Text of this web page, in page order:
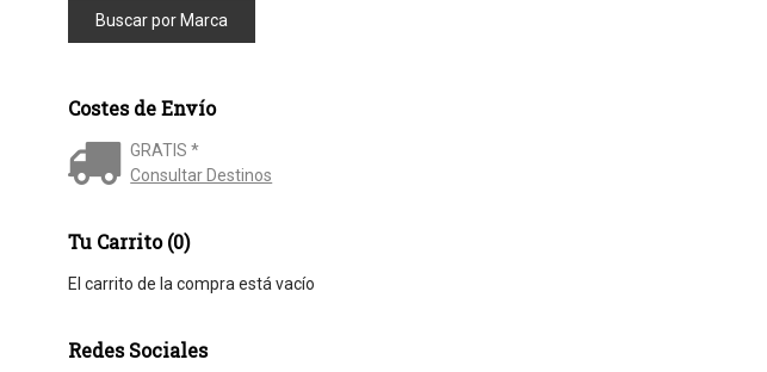
Costes de Envío
GRATIS *
Consultar Destinos
Tu Carrito (0)
El carrito de la compra está vacío
Redes Sociales